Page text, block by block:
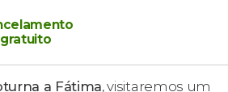
gratuito
a Fátima, visitaremos um